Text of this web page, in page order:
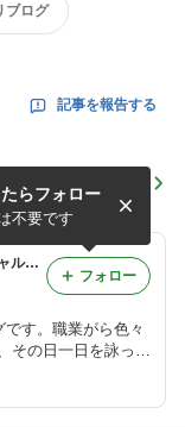
ブログ
記事を報告する
楽スタージュ3日
和泉流狂言師 小笠原由祠 オフィシャルブログ 『以和為貴』
す。職業がら色々
その日一日を詠って
参ります。
らフォロー
不要です
フォロー